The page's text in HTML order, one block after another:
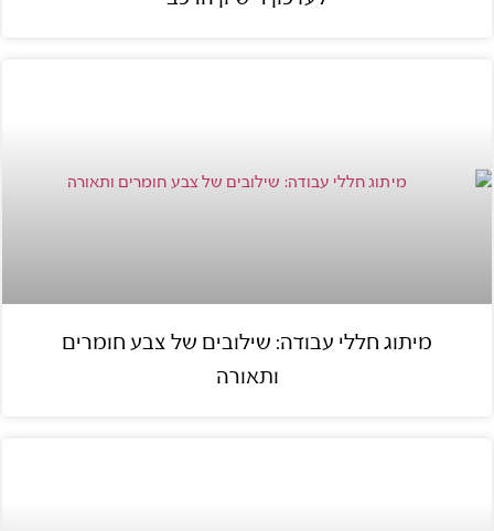
מיתוג חללי עבודה: שילובים של צבע חומרים
ותאורה